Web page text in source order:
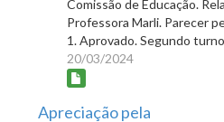
Comissão de Educação.
Professora Marli. Parecer
1. Aprovado. Segundo turno
20/03/2024
Apreciação pela